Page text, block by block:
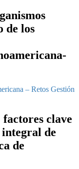
de los
– Retos Gestión
clave
de
de